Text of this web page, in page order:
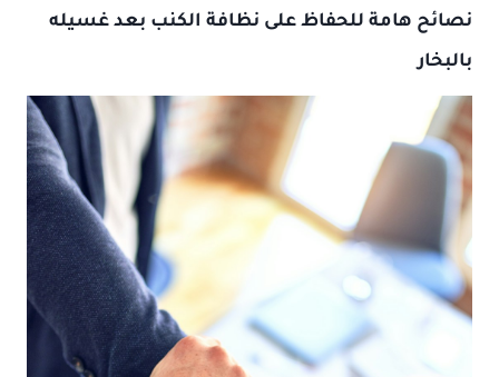
نصائح هامة للحفاظ على نظافة الكنب بعد غسيله
بالبخار